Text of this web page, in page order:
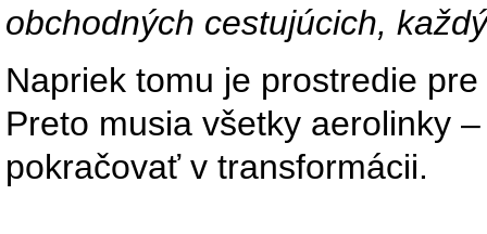
obchodných cestujúcich,
Napriek tomu je prostredie
Preto musia všetky aerolinky
pokračovať v transformácii.